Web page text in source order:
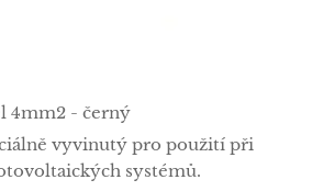
4mm2 - černý
vyvinutý pro použití při
systémů.